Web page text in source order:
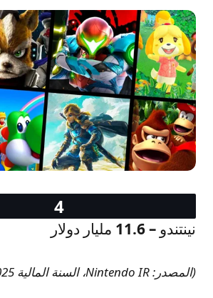
نينتندو – 11.6 مليار دولار
(المصدر: Nintendo IR، السنة المالية 2025)